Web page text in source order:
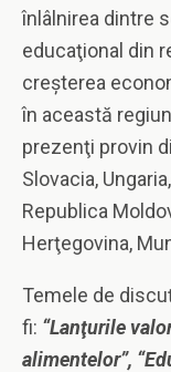
înlâlnirea dintre
educaţional din
creşterea
în această
prezenţi provin
Slovacia,
Republica
Herţegovina,
Temele de
fi: “Lanţurile
alimentelor”,